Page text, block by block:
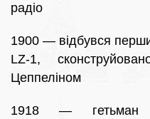
радіо
1900 — відбувся
LZ-1,
Цеппеліном
1918 — гетьман